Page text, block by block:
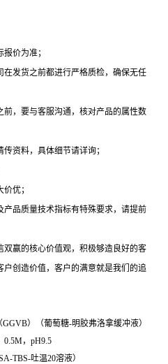
价为准；
在发货之前都进行严格质检，确保无任
前，要与客服沟通，核对产品的属性数
资料，具体细节请详询；
优；
产品质量技术指标有特殊要求，请提前
双赢的核心价值观，积极够造良好的客
户创造价值，客户的满意就是我们的追
GGVB）（葡萄糖-明胶弗洛拿缓冲液）
0.5M，pH9.5
TBS-吐温20溶液）